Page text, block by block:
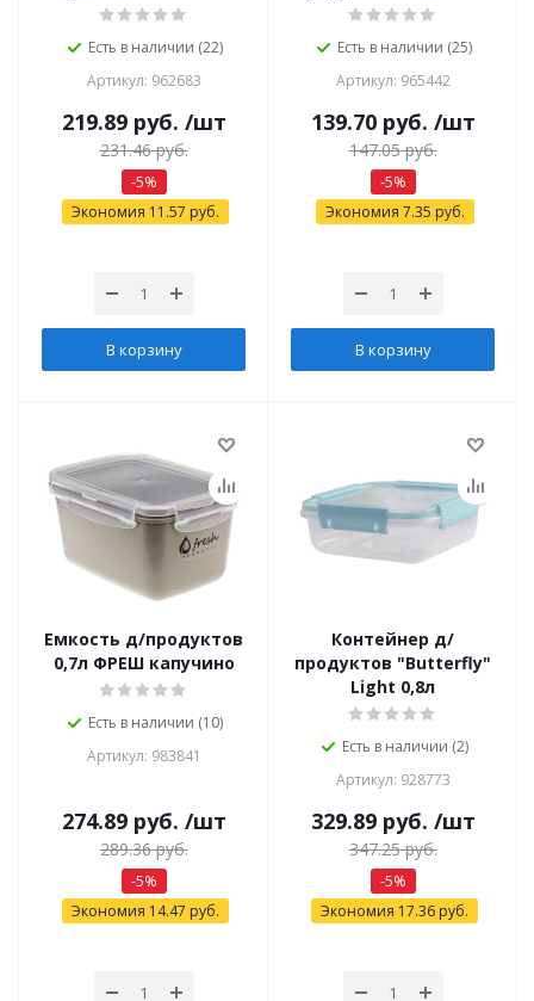
Есть в наличии (22)
Артикул: 962683
219.89руб. /шт
231.46руб.
-5%
Экономия 11.57 руб.
В корзину
Есть в наличии (25)
Артикул: 965442
139.70руб. /шт
147.05руб.
-5%
Экономия 7.35 руб.
В корзину
Емкость д/продуктов
0,7л ФРЕШ капучино
Есть в наличии (10)
Артикул: 983841
274.89руб. /шт
289.36руб.
-5%
Экономия 14.47 руб.
Контейнер д/
продуктов "Butterfly"
Light 0,8л
Есть в наличии (2)
Артикул: 928773
329.89руб. /шт
347.25руб.
-5%
Экономия 17.36 руб.